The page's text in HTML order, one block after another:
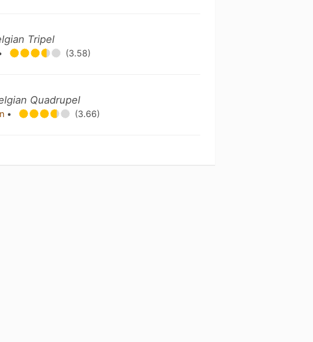
Tripel
(3.58)
Quadrupel
• (3.66)